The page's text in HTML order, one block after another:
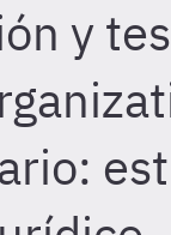
y